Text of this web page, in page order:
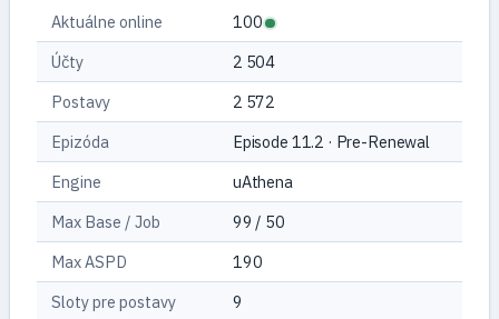
Aktuálne online
100
Účty
2 504
Postavy
2 572
Epizóda
Episode 11.2 · Pre-Renewal
Engine
uAthena
Max Base / Job
99 / 50
Max ASPD
190
Sloty pre postavy
9